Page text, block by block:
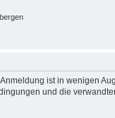
ist in wenigen
und die